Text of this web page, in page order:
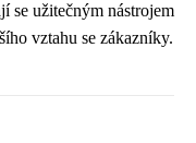
se užitečným nástrojem
vztahu se zákazníky.